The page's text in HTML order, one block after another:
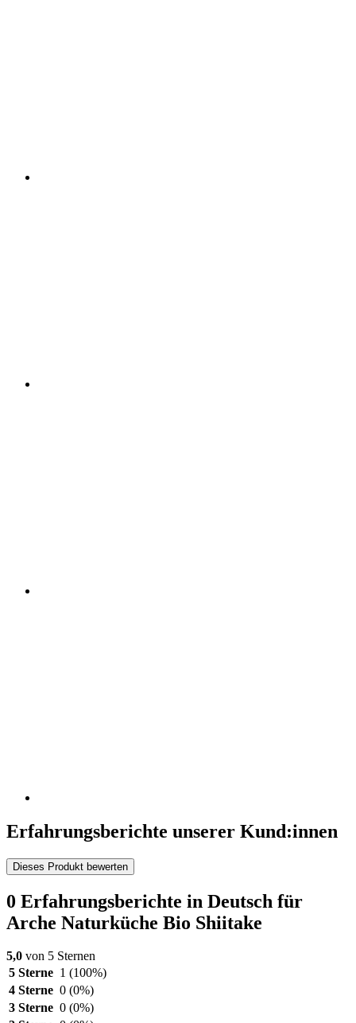
Erfahrungsberichte unserer Kund:innen
Dieses Produkt bewerten
0 Erfahrungsberichte in Deutsch für
Arche Naturküche Bio Shiitake
5,0 von 5 Sternen
5 Sterne 1 (100%)
4 Sterne 0 (0%)
3 Sterne 0 (0%)